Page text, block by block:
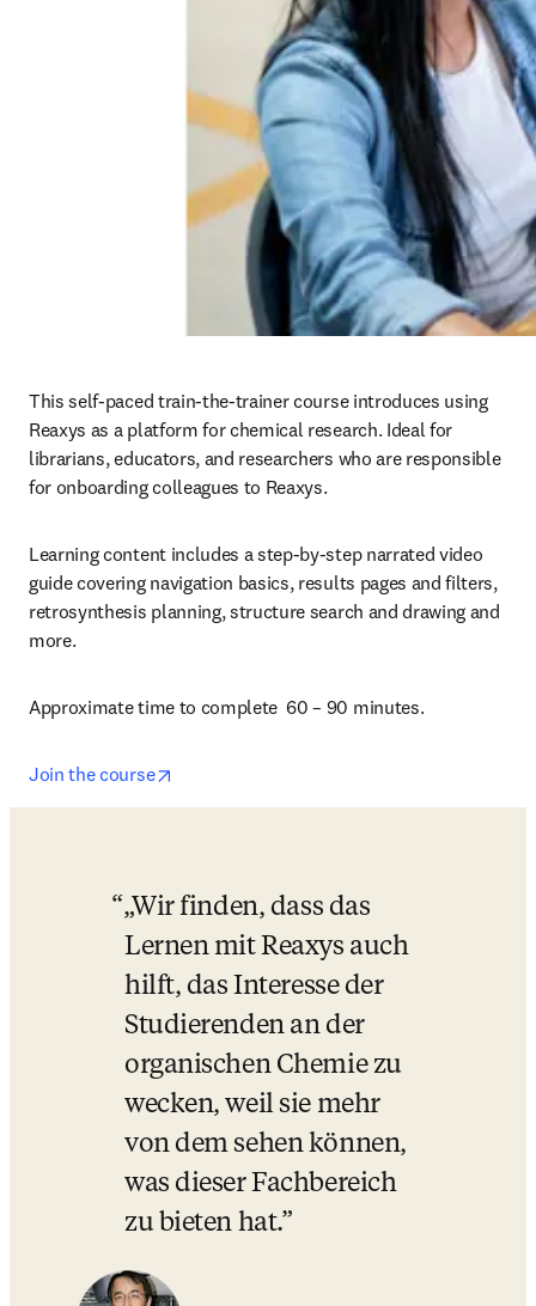
This self-paced train-the-trainer course introduces using
Reaxys as a platform for chemical research. Ideal for
librarians, educators, and researchers who are responsible
for onboarding colleagues to Reaxys.
Learning content includes a step-by-step narrated video
guide covering navigation basics, results pages and filters,
retrosynthesis planning, structure search and drawing and
more.
Approximate time to complete  60 – 90 minutes.
Join the course
„Wir finden, dass das
Lernen mit Reaxys auch
hilft, das Interesse der
Studierenden an der
organischen Chemie zu
wecken, weil sie mehr
von dem sehen können,
was dieser Fachbereich
zu bieten hat.